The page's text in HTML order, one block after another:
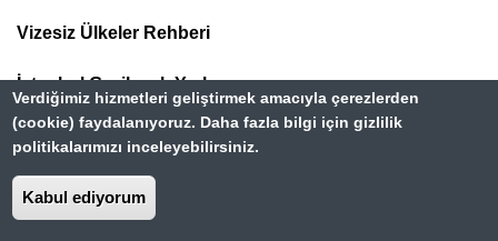
Menu
Vizesiz Ülkeler Rehberi
İstanbul Gezilecek Yerler
Verdiğimiz hizmetleri geliştirmek amacıyla çerezlerden
(cookie) faydalanıyoruz. Daha fazla bilgi için gizlilik
politikalarımızı inceleyebilirsiniz.
Kabul ediyorum